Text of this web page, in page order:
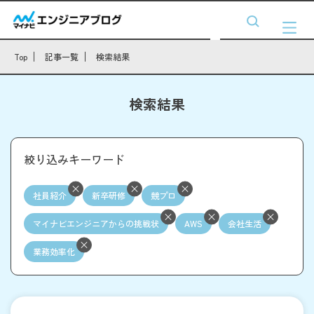
Top 記事一覧 検索結果
検索結果
絞り込みキーワード
社員紹介 新卒研修 競プロ
マイナビエンジニアからの挑戦状 AWS 会社生活
業務効率化